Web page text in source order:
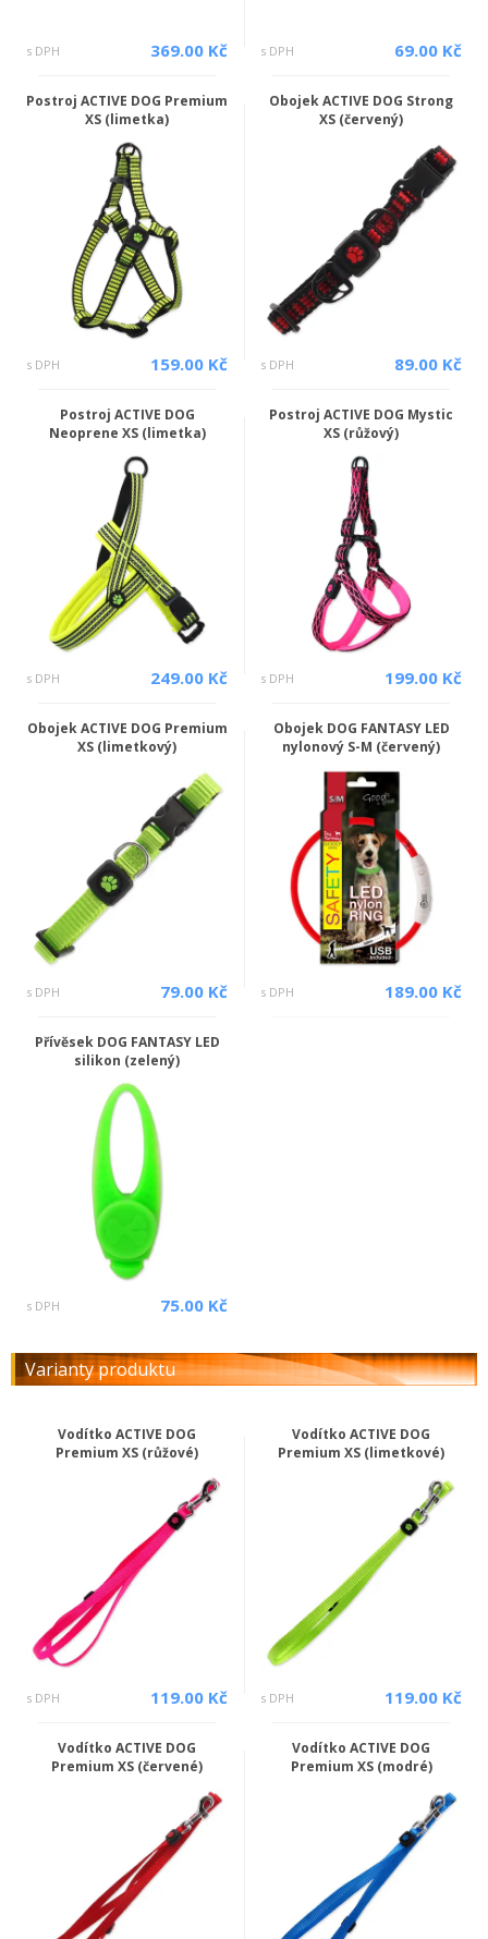
s DPH 369.00 Kč s DPH 69.00 Kč
Postroj ACTIVE DOG Premium
XS (limetka)
s DPH 159.00 Kč
Obojek ACTIVE DOG Strong
XS (červený)
s DPH 89.00 Kč
Postroj ACTIVE DOG
Neoprene XS (limetka)
s DPH 249.00 Kč
Postroj ACTIVE DOG Mystic
XS (růžový)
s DPH 199.00 Kč
Obojek ACTIVE DOG Premium
XS (limetkový)
s DPH 79.00 Kč
Obojek DOG FANTASY LED
nylonový S-M (červený)
s DPH 189.00 Kč
Přívěsek DOG FANTASY LED
silikon (zelený)
s DPH 75.00 Kč
Varianty produktu
Vodítko ACTIVE DOG
Premium XS (růžové)
s DPH 119.00 Kč
Vodítko ACTIVE DOG
Premium XS (limetkové)
s DPH 119.00 Kč
Vodítko ACTIVE DOG
Premium XS (červené)
Vodítko ACTIVE DOG
Premium XS (modré)